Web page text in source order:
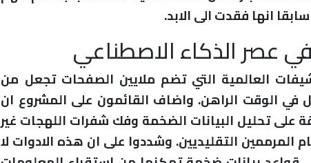
انها فقدت الى الابد.
عصر الذكاء الاصطناعي
العالمية التي تضم ملايين الصفحات تجعل من
في الوقت الراهن. واضاف القائمون على المشروع ان
على تحليل البيانات الضخمة وفك شفرات اللهجات غير
المرممين التقليديين. وشددوا على ان هذه الادوات لا